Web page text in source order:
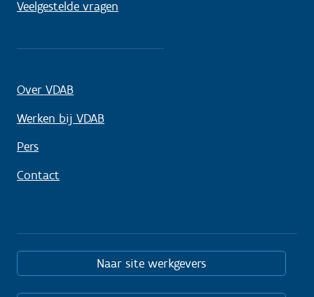
Veelgestelde vragen
Over VDAB
Werken bij VDAB
Pers
Contact
Naar site werkgevers